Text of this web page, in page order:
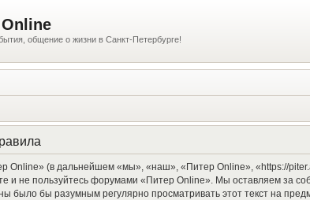
общение о жизни в Санкт-Петербурге!
Online» (в дальнейшем «мы», «наш», «Питер Online», «https://
и не пользуйтесь форумами «Питер Online». Мы оставляем за
было бы разумным регулярно просматривать этот текст на